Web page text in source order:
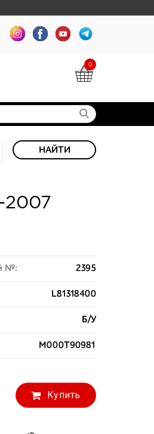
0
НАЙТИ
2007
№: 2395
L81318400
Б/У
M000T90981
Купить